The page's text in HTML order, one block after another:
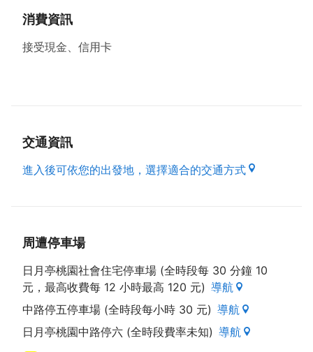
消費資訊
接受現金、信用卡
交通資訊
進入後可依您的出發地，選擇適合的交通方式
周遭停車場
日月亭桃園社會住宅停車場 (全時段每 30 分鐘 10
元，最高收費每 12 小時最高 120 元) 導航
中路停五停車場 (全時段每小時 30 元) 導航
日月亭桃園中路停六 (全時段費率未知) 導航